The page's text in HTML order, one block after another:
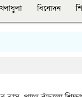
বিনোদন